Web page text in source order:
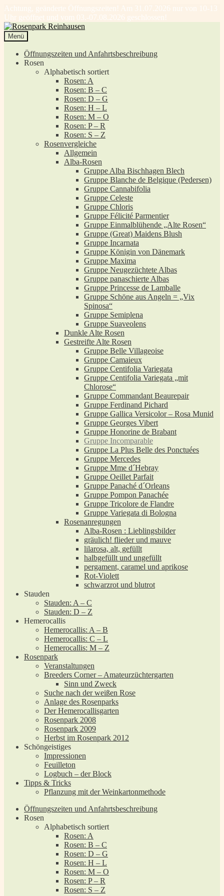
Achtung, geänderte Öffnungszeiten! Am 31.07.2026 nur von 10-13
Uhr geöffnet und vom 03.-07.08.2026 geschlossen!
Zur
Navigation
springen
Zum
Inhalt
springen
Menü
Öffnungszeiten und Anfahrtsbeschreibung
Rosen
Alphabetisch sortiert
Rosen: A
Rosen: B – C
Rosen: D – G
Rosen: H – L
Rosen: M – O
Rosen: P – R
Rosen: S – Z
Rosenvergleiche
Allgemein
Alba-Rosen
Gruppe Alba Bischhagen Blech
Gruppe Blanche de Belgique (Pedersen)
Gruppe Cannabifolia
Gruppe Celeste
Gruppe Chloris
Gruppe Félicité Parmentier
Gruppe Einmalblühende „Alte Rosen“
Gruppe (Great) Maidens Blush
Gruppe Incarnata
Gruppe Königin von Dänemark
Gruppe Maxima
Gruppe Neugezüchtete Albas
Gruppe panaschierte Albas
Gruppe Princesse de Lamballe
Gruppe Schöne aus Angeln = „Vix
Spinosa“
Gruppe Semiplena
Gruppe Suaveolens
Dunkle Alte Rosen
Gestreifte Alte Rosen
Gruppe Belle Villageoise
Gruppe Camaieux
Gruppe Centifolia Variegata
Gruppe Centifolia Variegata „mit
Chlorose“
Gruppe Commandant Beaurepair
Gruppe Ferdinand Pichard
Gruppe Gallica Versicolor – Rosa Munid
Gruppe Georges Vibert
Gruppe Honorine de Brabant
Gruppe Incomparable
Gruppe La Plus Belle des Ponctuées
Gruppe Mercedes
Gruppe Mme d´Hebray
Gruppe Oeillet Parfait
Gruppe Panaché d´Orleans
Gruppe Pompon Panachée
Gruppe Tricolore de Flandre
Gruppe Variegata di Bologna
Rosenanregungen
Alba-Rosen : Lieblingsbilder
gräulich! flieder und mauve
lilarosa, alt, gefüllt
halbgefüllt und ungefüllt
pergament, caramel und aprikose
Rot-Violett
schwarzrot und blutrot
Stauden
Stauden: A – C
Stauden: D – Z
Hemerocallis
Hemerocallis: A – B
Hemerocallis: C – L
Hemerocallis: M – Z
Rosenpark
Veranstaltungen
Breeders Corner – Amateurzüchtergarten
Sinn und Zweck
Suche nach der weißen Rose
Anlage des Rosenparks
Der Hemerocallisgarten
Rosenpark 2008
Rosenpark 2009
Herbst im Rosenpark 2012
Schöngeistiges
Impressionen
Feuilleton
Logbuch – der Block
Tipps & Tricks
Pflanzung mit der Weinkartonmethode
Öffnungszeiten und Anfahrtsbeschreibung
Rosen
Alphabetisch sortiert
Rosen: A
Rosen: B – C
Rosen: D – G
Rosen: H – L
Rosen: M – O
Rosen: P – R
Rosen: S – Z